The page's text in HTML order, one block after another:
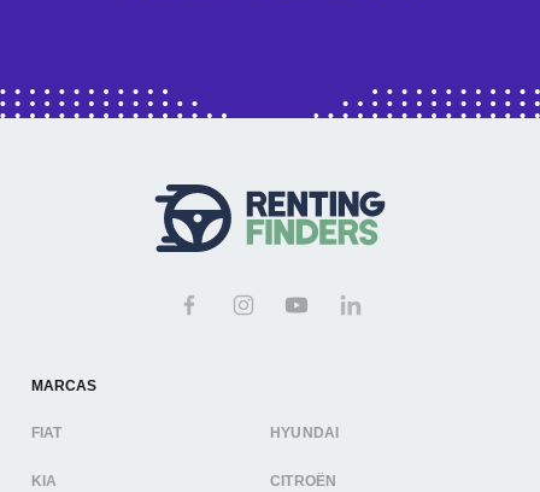
MARCAS
FIAT HYUNDAI
KIA CITROËN